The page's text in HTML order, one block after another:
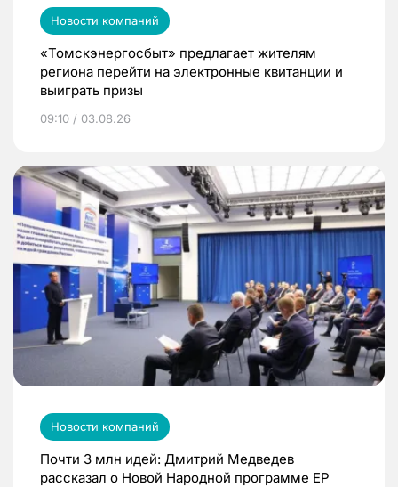
Новости компаний
«Томскэнергосбыт» предлагает жителям
региона перейти на электронные квитанции и
выиграть призы
09:10 / 03.08.26
Новости компаний
Почти 3 млн идей: Дмитрий Медведев
рассказал о Новой Народной программе ЕР